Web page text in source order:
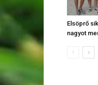
Elsöprő
nagyot